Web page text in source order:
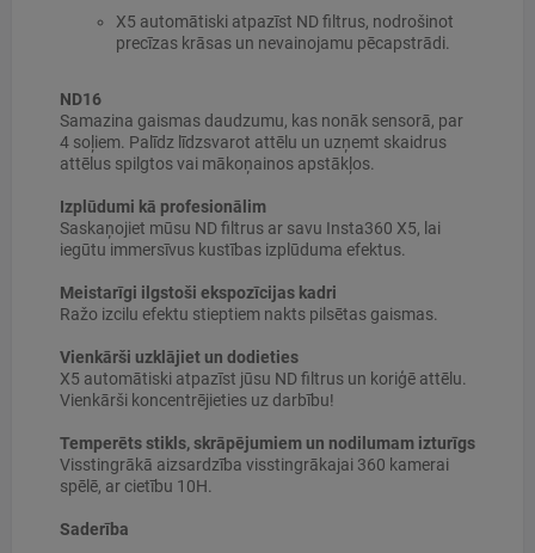
X5 automātiski atpazīst ND filtrus, nodrošinot
precīzas krāsas un nevainojamu pēcapstrādi.
ND16
Samazina gaismas daudzumu, kas nonāk sensorā, par
4 soļiem. Palīdz līdzsvarot attēlu un uzņemt skaidrus
attēlus spilgtos vai mākoņainos apstākļos.
Izplūdumi kā profesionālim
Saskaņojiet mūsu ND filtrus ar savu Insta360 X5, lai
iegūtu immersīvus kustības izplūduma efektus.
Meistarīgi ilgstoši ekspozīcijas kadri
Ražo izcilu efektu stieptiem nakts pilsētas gaismas.
Vienkārši uzklājiet un dodieties
X5 automātiski atpazīst jūsu ND filtrus un koriģē attēlu.
Vienkārši koncentrējieties uz darbību!
Temperēts stikls, skrāpējumiem un nodilumam izturīgs
Visstingrākā aizsardzība visstingrākajai 360 kamerai
spēlē, ar cietību 10H.
Saderība